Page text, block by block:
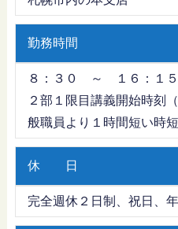
勤務時間
８：３０ ～ １６：１５
２部１限目講義開始時刻
般職員より１時間短い時
休 日
完全週休２日制、祝日、